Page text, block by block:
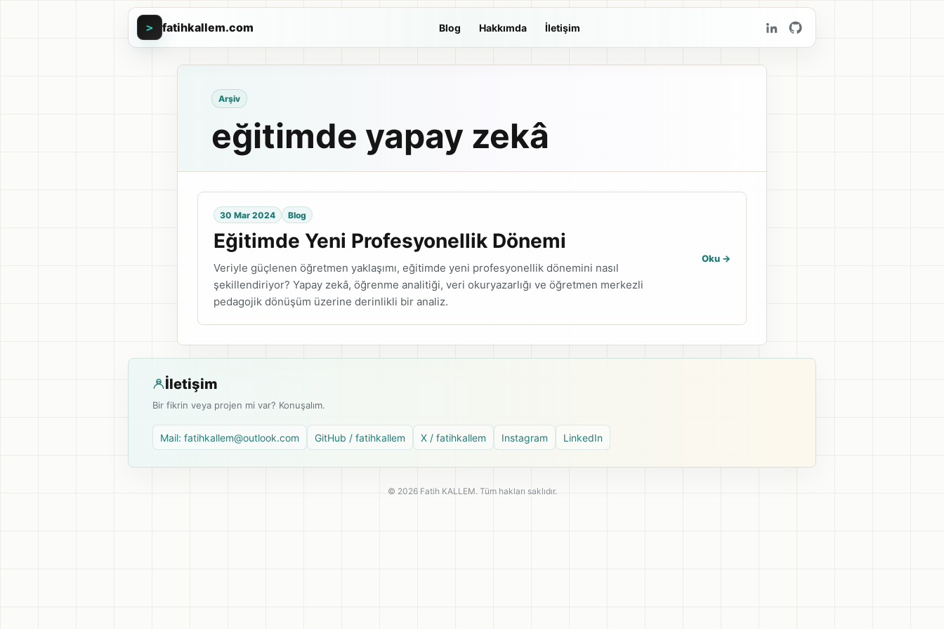
> fatihkallem.com Blog Hakkımda İletişim
Arşiv
eğitimde yapay zekâ
30 Mar 2024 Blog
Eğitimde Yeni Profesyonellik Dönemi
Veriyle güçlenen öğretmen yaklaşımı, eğitimde yeni profesyonellik dönemini nasıl
şekillendiriyor? Yapay zekâ, öğrenme analitiği, veri okuryazarlığı ve öğretmen merkezli
pedagojik dönüşüm üzerine derinlikli bir analiz.
Oku ->
İletişim
Bir fikrin veya projen mi var? Konuşalım.
Mail: fatihkallem@outlook.com GitHub / fatihkallem X / fatihkallem Instagram LinkedIn
© 2026 Fatih KALLEM. Tüm hakları saklıdır.